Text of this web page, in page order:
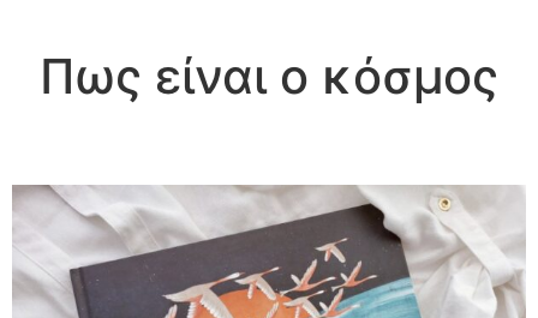
Πως είναι ο κόσμος